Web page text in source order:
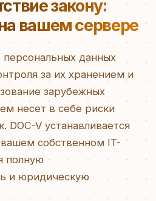
закону:
вашем сервере
персональных данных
за их хранением и
зарубежных
несет в себе риски
DOC-V устанавливается
собственном IT-
полную
и юридическую